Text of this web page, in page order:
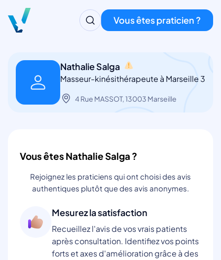
Vous êtes praticien ?
Nathalie Salga
Masseur-kinésithérapeute à Marseille 3
4 Rue MASSOT, 13003 Marseille
Vous êtes Nathalie Salga ?
Rejoignez les praticiens qui ont choisi des avis
authentiques plutôt que des avis anonymes.
Mesurez la satisfaction
Recueillez l'avis de vos vrais patients
après consultation. Identifiez vos points
forts et axes d'amélioration grâce à des